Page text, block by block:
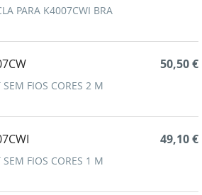
PARA K4007CWI BRA
FIOS CORES 2 M
50,50 €
FIOS CORES 1 M
49,10 €